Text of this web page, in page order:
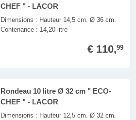
CHEF " - LACOR
Dimensions : Hauteur 14,5 cm. Ø 36 cm.
Contenance : 14,20 litre
€ 110,99
Rondeau 10 litre Ø 32 cm " ECO-
CHEF " - LACOR
Dimensions : Hauteur 12,5 cm. Ø 32 cm.